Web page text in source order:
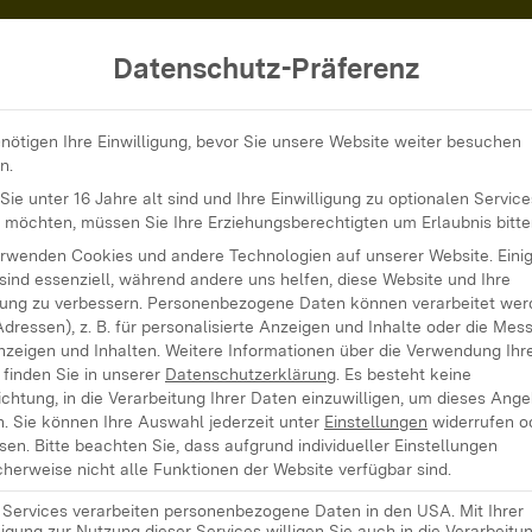
News erstellen und Beteiligung fördern: Wie können
erstellen
Wie
dabei
Datenschutz-Präferenz
Ihre Einwilligung, bevor Sie unsere Website weiter besuchen
unter 16 Jahre alt sind und Ihre Einwilligung zu optionalen
möchten, müssen Sie Ihre Erziehungsberechtigten um Erlaubnis
Cookies und andere Technologien auf unserer Website.
essenziell, während andere uns helfen, diese Website und Ihre
zu verbessern. Personenbezogene Daten können verarbeitet
z. B. für personalisierte Anzeigen und Inhalte oder die
und Inhalten. Weitere Informationen über die Verwendung
finden Sie in unserer Datenschutzerklärung Es besteht keine
in die Verarbeitung Ihrer Daten einzuwilligen, um dieses
Sie können Ihre Auswahl jederzeit unter Einstellungen widerrufen
Bitte beachten Sie, dass aufgrund individueller Einstellungen
nicht alle Funktionen der Website verfügbar sind.
Services verarbeiten personenbezogene Daten in den USA. Mit Ihrer